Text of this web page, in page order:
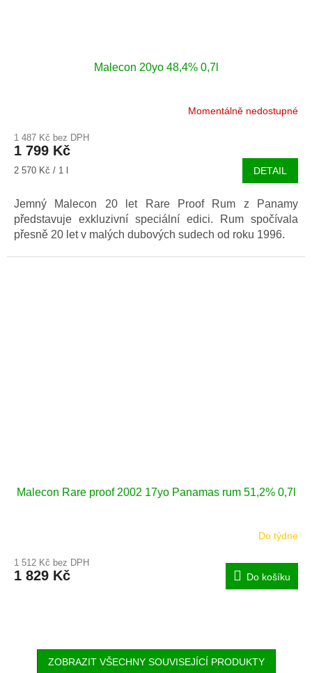
Malecon 20yo 48,4% 0,7l
Momentálně nedostupné
1 487 Kč bez DPH
1 799 Kč
Měrná
2 570 Kč / 1 l DETAIL
Jemný Malecon 20 let Rare Proof Rum z Panamy
představuje exkluzivní speciální edici. Rum spočívala
přesně 20 let v malých dubových sudech od roku 1996.
Malecon Rare proof 2002 17yo Panamas rum 51,2% 0,7l
Do týdne
1 512 Kč bez DPH
1 829 Kč Do košíku
ZOBRAZIT VŠECHNY SOUVISEJÍCÍ PRODUKTY